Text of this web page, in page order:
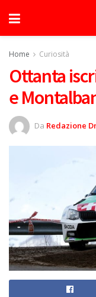
Home Curiosità
Ottanta
e
Da Redazione